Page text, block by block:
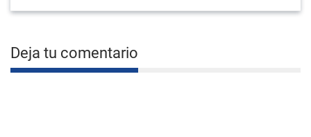
Deja tu comentario